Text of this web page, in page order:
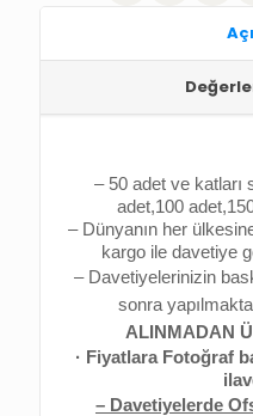
– 50 adet ve katları
adet,100
– Dünyanın her
kargo ile davetiye
– Davetiyelerinizin
sonra
ALINMADAN
· Fiyatlara Fotoğraf
– Davetiyelerde